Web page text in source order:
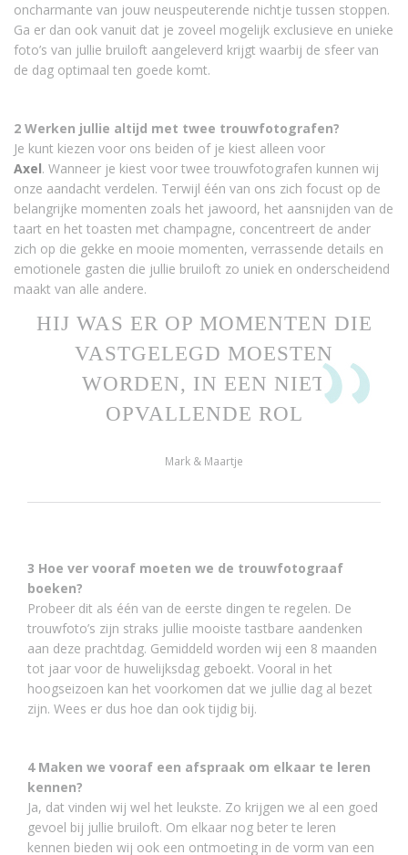
oncharmante van jouw neuspeuterende nichtje tussen stoppen.
Ga er dan ook vanuit dat je zoveel mogelijk exclusieve en unieke
foto’s van jullie bruiloft aangeleverd krijgt waarbij de sfeer van
de dag optimaal ten goede komt.
2 Werken jullie altijd met twee trouwfotografen?
Je kunt kiezen voor ons beiden of je kiest alleen voor
Axel. Wanneer je kiest voor twee trouwfotografen kunnen wij
onze aandacht verdelen. Terwijl één van ons zich focust op de
belangrijke momenten zoals het jawoord, het aansnijden van de
taart en het toasten met champagne, concentreert de ander
zich op die gekke en mooie momenten, verrassende details en
emotionele gasten die jullie bruiloft zo uniek en onderscheidend
maakt van alle andere.
HIJ WAS ER OP MOMENTEN DIE
VASTGELEGD MOESTEN
WORDEN, IN EEN NIET
OPVALLENDE ROL
Mark & Maartje
3 Hoe ver vooraf moeten we de trouwfotograaf
boeken?
Probeer dit als één van de eerste dingen te regelen. De
trouwfoto’s zijn straks jullie mooiste tastbare aandenken
aan deze prachtdag. Gemiddeld worden wij een 8 maanden
tot jaar voor de huwelijksdag geboekt. Vooral in het
hoogseizoen kan het voorkomen dat we jullie dag al bezet
zijn. Wees er dus hoe dan ook tijdig bij.
4 Maken we vooraf een afspraak om elkaar te leren
kennen?
Ja, dat vinden wij wel het leukste. Zo krijgen we al een goed
gevoel bij jullie bruiloft. Om elkaar nog beter te leren
kennen bieden wij ook een ontmoeting in de vorm van een